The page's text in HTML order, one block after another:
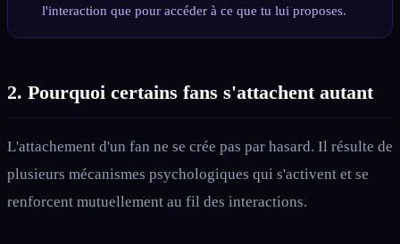
l'interaction que pour accéder à ce que tu lui proposes.
2. Pourquoi certains fans s'attachent autant
L'attachement d'un fan ne se crée pas par hasard. Il résulte de
plusieurs mécanismes psychologiques qui s'activent et se
renforcent mutuellement au fil des interactions.